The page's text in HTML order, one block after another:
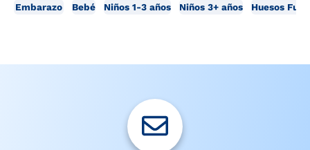
Embarazo Bebé Niños 1-3 años Niños 3+ años Huesos